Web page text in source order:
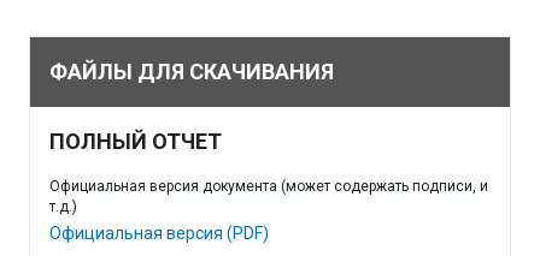
ФАЙЛЫ ДЛЯ СКАЧИВАНИЯ
ПОЛНЫЙ ОТЧЕТ
Официальная версия документа (может содержать подписи, и
т.д.)
Официальная версия (PDF)